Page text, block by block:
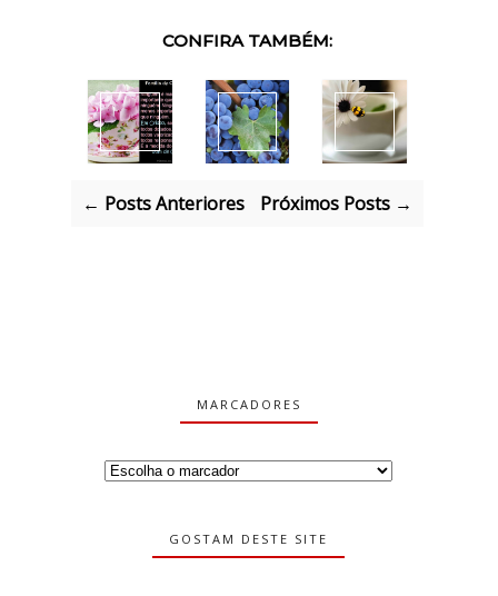
CONFIRA TAMBÉM:
← Posts Anteriores Próximos Posts →
MARCADORES
GOSTAM DESTE SITE